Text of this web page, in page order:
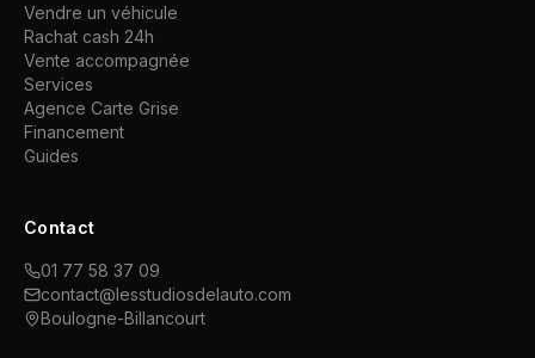
Vendre un véhicule
Rachat cash 24h
Vente accompagnée
Services
Agence Carte Grise
Financement
Guides
Contact
01 77 58 37 09
contact@lesstudiosdelauto.com
Boulogne-Billancourt